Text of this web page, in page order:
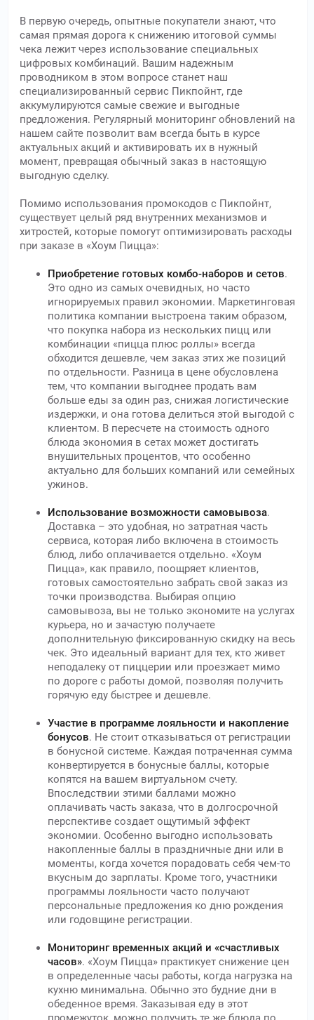
В первую очередь, опытные покупатели знают, что
самая прямая дорога к снижению итоговой суммы
чека лежит через использование специальных
цифровых комбинаций. Вашим надежным
проводником в этом вопросе станет наш
специализированный сервис Пикпойнт, где
аккумулируются самые свежие и выгодные
предложения. Регулярный мониторинг обновлений на
нашем сайте позволит вам всегда быть в курсе
актуальных акций и активировать их в нужный
момент, превращая обычный заказ в настоящую
выгодную сделку.
Помимо использования промокодов с Пикпойнт,
существует целый ряд внутренних механизмов и
хитростей, которые помогут оптимизировать расходы
при заказе в «Хоум Пицца»:
Приобретение готовых комбо-наборов и сетов.
Это одно из самых очевидных, но часто
игнорируемых правил экономии. Маркетинговая
политика компании выстроена таким образом,
что покупка набора из нескольких пицц или
комбинации «пицца плюс роллы» всегда
обходится дешевле, чем заказ этих же позиций
по отдельности. Разница в цене обусловлена
тем, что компании выгоднее продать вам
больше еды за один раз, снижая логистические
издержки, и она готова делиться этой выгодой с
клиентом. В пересчете на стоимость одного
блюда экономия в сетах может достигать
внушительных процентов, что особенно
актуально для больших компаний или семейных
ужинов.
Использование возможности самовывоза.
Доставка – это удобная, но затратная часть
сервиса, которая либо включена в стоимость
блюд, либо оплачивается отдельно. «Хоум
Пицца», как правило, поощряет клиентов,
готовых самостоятельно забрать свой заказ из
точки производства. Выбирая опцию
самовывоза, вы не только экономите на услугах
курьера, но и зачастую получаете
дополнительную фиксированную скидку на весь
чек. Это идеальный вариант для тех, кто живет
неподалеку от пиццерии или проезжает мимо
по дороге с работы домой, позволяя получить
горячую еду быстрее и дешевле.
Участие в программе лояльности и накопление
бонусов. Не стоит отказываться от регистрации
в бонусной системе. Каждая потраченная сумма
конвертируется в бонусные баллы, которые
копятся на вашем виртуальном счету.
Впоследствии этими баллами можно
оплачивать часть заказа, что в долгосрочной
перспективе создает ощутимый эффект
экономии. Особенно выгодно использовать
накопленные баллы в праздничные дни или в
моменты, когда хочется порадовать себя чем-то
вкусным до зарплаты. Кроме того, участники
программы лояльности часто получают
персональные предложения ко дню рождения
или годовщине регистрации.
Мониторинг временных акций и «счастливых
часов». «Хоум Пицца» практикует снижение цен
в определенные часы работы, когда нагрузка на
кухню минимальна. Обычно это будние дни в
обеденное время. Заказывая еду в этот